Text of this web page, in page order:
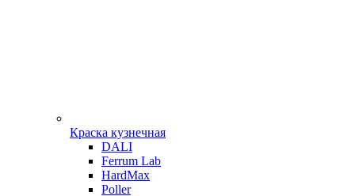
Краска кузнечная
DALI
Ferrum Lab
HardMax
Poller